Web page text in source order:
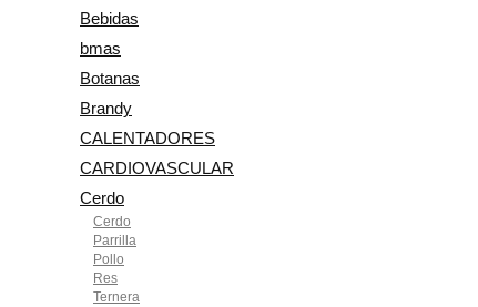
Bebidas
bmas
Botanas
Brandy
CALENTADORES
CARDIOVASCULAR
Cerdo
Cerdo
Parrilla
Pollo
Res
Ternera